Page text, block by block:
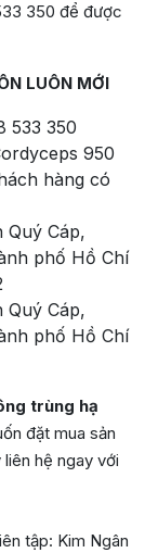
350 để được
LUÔN MỚI
533 350
950
hàng có
Quý Cáp,
phố Hồ Chí
Quý Cáp,
phố Hồ Chí
trùng hạ
đặt mua sản
hệ ngay với
tập: Kim Ngân